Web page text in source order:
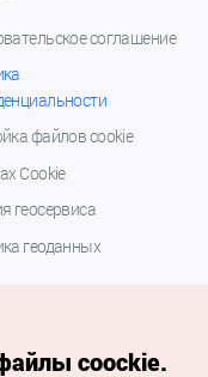
соглашение
файлов cookie
Cookie
геосервиса
геоданных
coockie.